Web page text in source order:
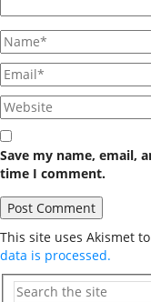
Save my name, email,
time I comment.
This site uses Akismet
data is processed.